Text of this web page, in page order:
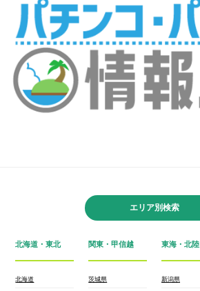
エリア別検索
北海道・東北
北海道
関東・甲信越
茨城県
東海・北陸
新潟県